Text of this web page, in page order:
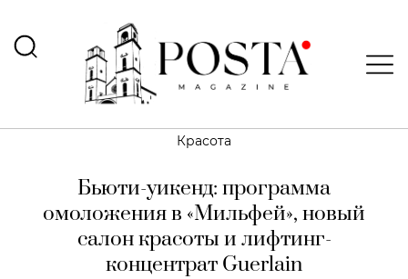
Красота
Бьюти-уикенд: программа
омоложения в «Мильфей», новый
салон красоты и лифтинг-
концентрат Guerlain